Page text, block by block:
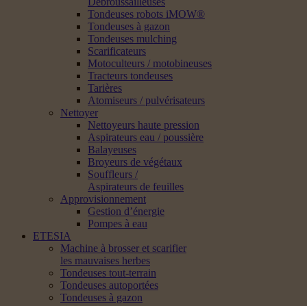
Tondeuses robots iMOW®
Tondeuses à gazon
Tondeuses mulching
Scarificateurs
Motoculteurs / motobineuses
Tracteurs tondeuses
Tarières
Atomiseurs / pulvérisateurs
Nettoyer
Nettoyeurs haute pression
Aspirateurs eau / poussière
Balayeuses
Broyeurs de végétaux
Souffleurs /
Aspirateurs de feuilles
Approvisionnement
Gestion d’énergie
Pompes à eau
ETESIA
Machine à brosser et scarifier
les mauvaises herbes
Tondeuses tout-terrain
Tondeuses autoportées
Tondeuses à gazon